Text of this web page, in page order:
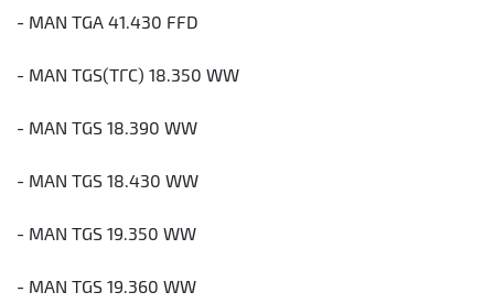
- MAN TGA 41.430 FFD
- MAN TGS(ТГС) 18.350 WW
- MAN TGS 18.390 WW
- MAN TGS 18.430 WW
- MAN TGS 19.350 WW
- MAN TGS 19.360 WW